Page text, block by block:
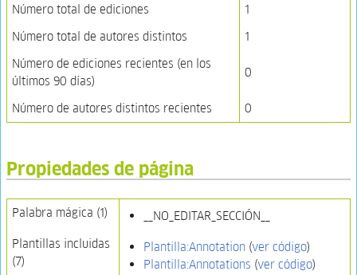
Número total de ediciones
1
Número total de autores distintos
1
Número de ediciones recientes (en los
últimos 90 días)
0
Número de autores distintos recientes 0
Propiedades de página
Palabra mágica (1)
__NO_EDITAR_SECCIÓN__
Plantillas incluidas
(7)
Plantilla:Annotation (ver código)
Plantilla:Annotations (ver código)